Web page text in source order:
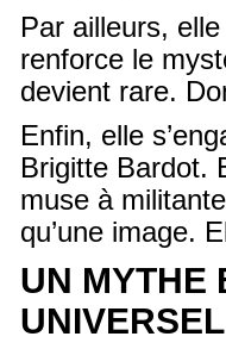
Par ailleurs,
renforce le
devient rare.
Enfin, elle
Brigitte Bardot.
muse à
qu’une image.
UN
UNIVERSEL